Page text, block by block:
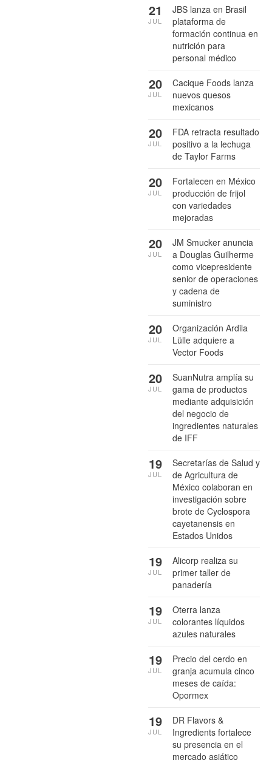
JBS lanza en Brasil
plataforma de
formación continua en
nutrición para
personal médico
21
JUL
Cacique Foods lanza
nuevos quesos
mexicanos
20
JUL
FDA retracta resultado
positivo a la lechuga
de Taylor Farms
20
JUL
Fortalecen en México
producción de frijol
con variedades
mejoradas
20
JUL
JM Smucker anuncia
a Douglas Guilherme
como vicepresidente
senior de operaciones
y cadena de
suministro
20
JUL
Organización Ardila
Lülle adquiere a
Vector Foods
20
JUL
SuanNutra amplía su
gama de productos
mediante adquisición
del negocio de
ingredientes naturales
de IFF
20
JUL
Secretarías de Salud y
de Agricultura de
México colaboran en
investigación sobre
brote de Cyclospora
cayetanensis en
Estados Unidos
19
JUL
Alicorp realiza su
primer taller de
panadería
19
JUL
Oterra lanza
colorantes líquidos
azules naturales
19
JUL
Precio del cerdo en
granja acumula cinco
meses de caída:
Opormex
19
JUL
DR Flavors &
Ingredients fortalece
su presencia en el
mercado asiático
19
JUL